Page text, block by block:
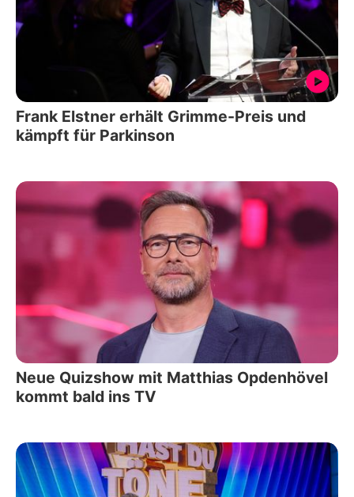
Frank Elstner erhält Grimme-Preis und
kämpft für Parkinson
Neue Quizshow mit Matthias Opdenhövel
kommt bald ins TV